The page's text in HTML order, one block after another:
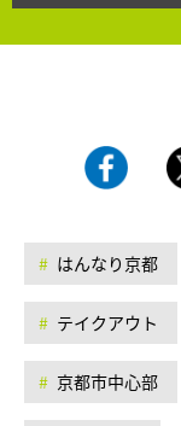
はんなり京都
テイクアウト
京都市中心部